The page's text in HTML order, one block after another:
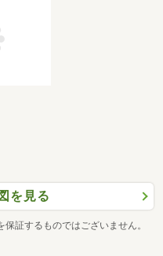
を見る
証するものではございません。